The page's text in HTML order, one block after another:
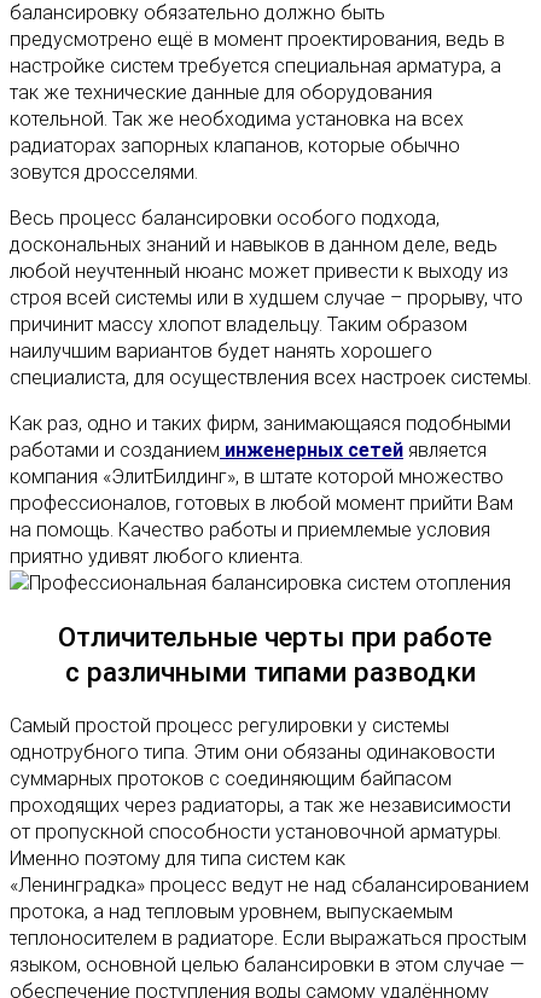
балансировку обязательно должно быть
предусмотрено ещё в момент проектирования, ведь в
настройке систем требуется специальная арматура, а
так же технические данные для оборудования
котельной. Так же необходима установка на всех
радиаторах запорных клапанов, которые обычно
зовутся дросселями.
Весь процесс балансировки особого подхода,
доскональных знаний и навыков в данном деле, ведь
любой неучтенный нюанс может привести к выходу из
строя всей системы или в худшем случае – прорыву, что
причинит массу хлопот владельцу. Таким образом
наилучшим вариантов будет нанять хорошего
специалиста, для осуществления всех настроек системы.
Как раз, одно и таких фирм, занимающаяся подобными
работами и созданием инженерных сетей является
компания «ЭлитБилдинг», в штате которой множество
профессионалов, готовых в любой момент прийти Вам
на помощь. Качество работы и приемлемые условия
приятно удивят любого клиента.
Отличительные черты при работе
с различными типами разводки
Самый простой процесс регулировки у системы
однотрубного типа. Этим они обязаны одинаковости
суммарных протоков с соединяющим байпасом
проходящих через радиаторы, а так же независимости
от пропускной способности установочной арматуры.
Именно поэтому для типа систем как
«Ленинградка» процесс ведут не над сбалансированием
протока, а над тепловым уровнем, выпускаемым
теплоносителем в радиаторе. Если выражаться простым
языком, основной целью балансировки в этом случае —
обеспечение поступления воды самому удалённому